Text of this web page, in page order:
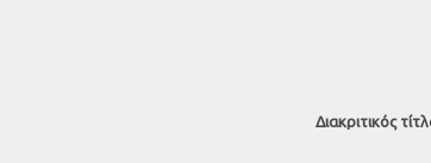
Διακριτικός